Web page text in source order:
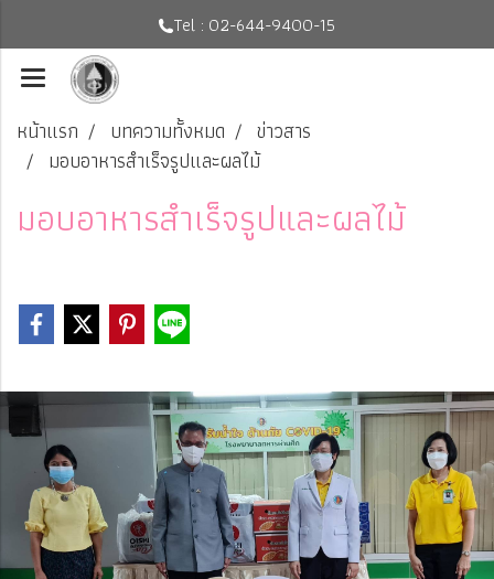
Tel : 02-644-9400-15
หน้าแรก บทความทั้งหมด
ข่าวสาร
มอบอาหารสำเร็จรูปและผลไม้
มอบอาหารสำเร็จรูปและผลไม้